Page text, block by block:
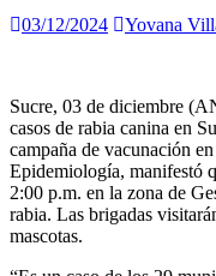
03/12/2024 Yovana
Sucre, 03 de diciembre
casos de rabia canina en
campaña de vacunación
Epidemiología, manifestó
2:00 p.m. en la zona de
rabia. Las brigadas
mascotas.